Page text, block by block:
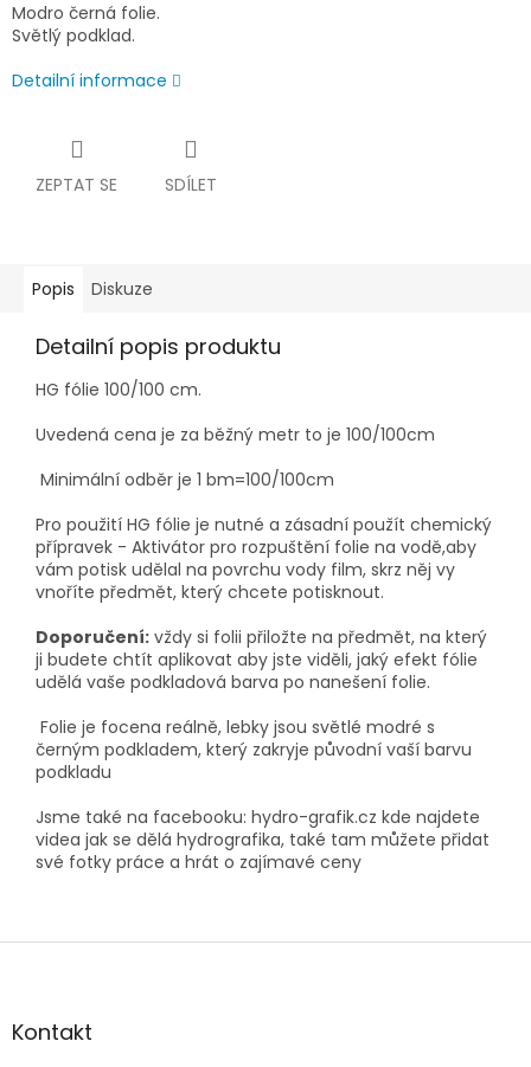
Modro černá folie.
Světlý podklad.
Detailní informace
ZEPTAT SE SDÍLET
Popis Diskuze
Detailní popis produktu
HG fólie 100/100 cm.
Uvedená cena je za běžný metr to je 100/100cm
Minimální odběr je 1 bm=100/100cm
Pro použití HG fólie je nutné a zásadní použít chemický
přípravek - Aktivátor pro rozpuštění folie na vodě,aby
vám potisk udělal na povrchu vody film, skrz něj vy
vnoříte předmět, který chcete potisknout.
Doporučení: vždy si folii přiložte na předmět, na který
ji budete chtít aplikovat aby jste viděli, jaký efekt fólie
udělá vaše podkladová barva po nanešení folie.
Folie je focena reálně, lebky jsou světlé modré s
černým podkladem, který zakryje původní vaší barvu
podkladu
Jsme také na facebooku: hydro-grafik.cz kde najdete
videa jak se dělá hydrografika, také tam můžete přidat
své fotky práce a hrát o zajímavé ceny
Z
aKontakt